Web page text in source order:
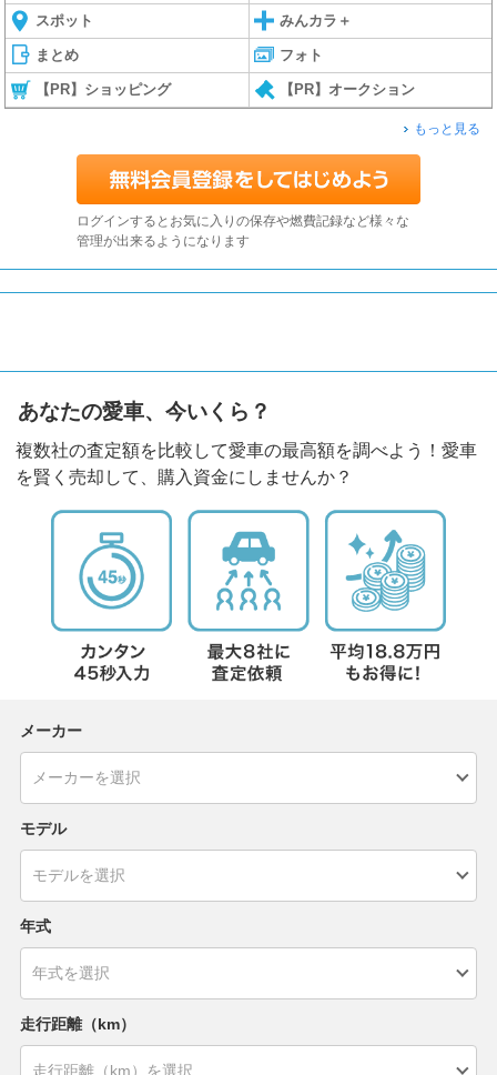
スポット みんカラ＋
まとめ フォト
【PR】ショッピング 【PR】オークション
もっと見る
ログインするとお気に入りの保存や燃費記録など様々な
管理が出来るようになります
あなたの愛車、今いくら？
複数社の査定額を比較して愛車の最高額を調べよう！愛車
を賢く売却して、購入資金にしませんか？
メーカー
モデル
年式
走行距離（km）